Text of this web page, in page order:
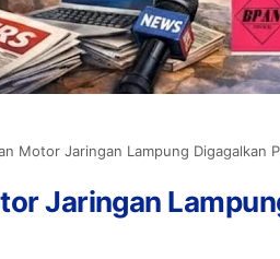
Motor Jaringan Lampung Digagalkan
Jaringan